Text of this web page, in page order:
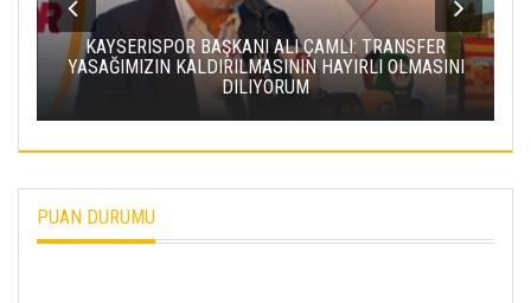
KAYSERISPOR BAŞKANI ALI ÇAMLI: TRANSFER
YASAĞIMIZIN KALDIRILMASININ HAYIRLI OLMASINI
DILIYORUM
PUAN DURUMU